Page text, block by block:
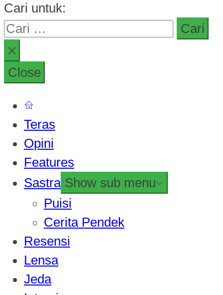
Cari untuk:
Close
Teras
Opini
Features
Sastra Show sub menu
Puisi
Cerita Pendek
Resensi
Lensa
Jeda